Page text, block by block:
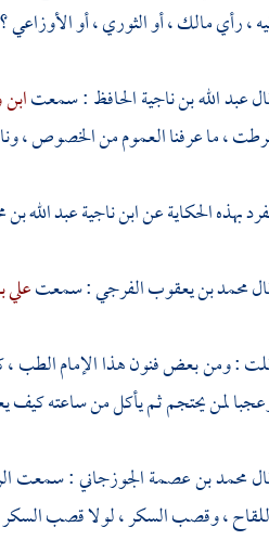
، رأيمالك، أوالثوري، أوالأوزاعي
عبد الله بن ناجية الحافظ: سمعت
، ما عرفنا العموم من الخصوص ،
بهذه الحكاية عنابن ناجيةعبد الله
محمد بن يعقوب الفرجي: سمعتعلي
: ومن بعض فنون هذا الإمام الطب ،
لمن يحتجم ثم يأكل من ساعته كيف
محمد بن عصمة الجوزجاني: سمعت
، وقصب السكر ، لولا قصب